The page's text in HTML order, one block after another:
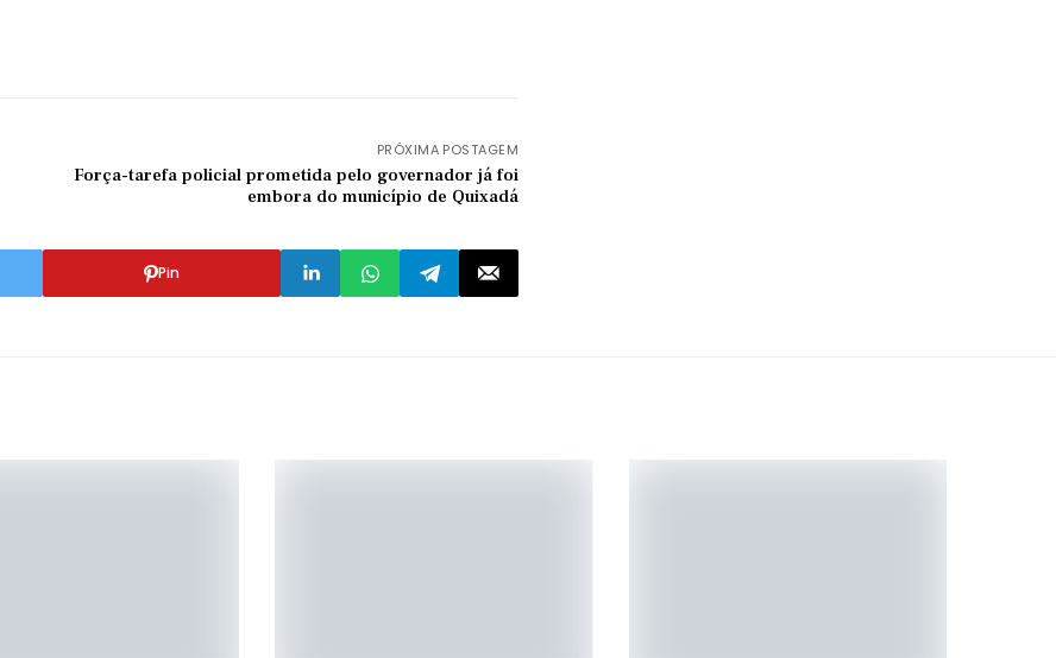
PRÓXIMA POSTAGEM
Força-tarefa policial prometida pelo governador já foi
embora do município de Quixadá
Pin